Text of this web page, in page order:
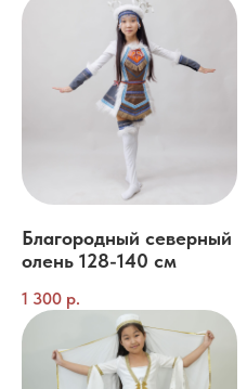
Благородный северный
олень 128-140 см
1 300 р.